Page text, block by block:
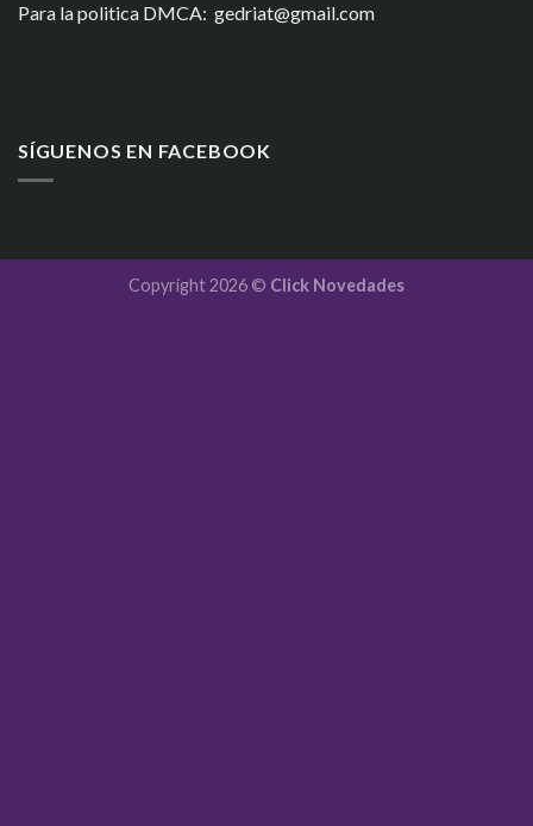
Para la politica DMCA: gedriat@gmail.com
SÍGUENOS EN FACEBOOK
Copyright 2026 © Click Novedades